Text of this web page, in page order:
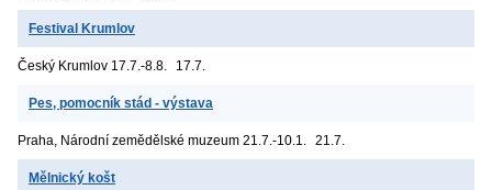
Festival Krumlov
Český Krumlov 17.7.-8.8. 17.7.
Pes, pomocník stád - výstava
Praha, Národní zemědělské muzeum 21.7.-10.1. 21.7.
Mělnický košt